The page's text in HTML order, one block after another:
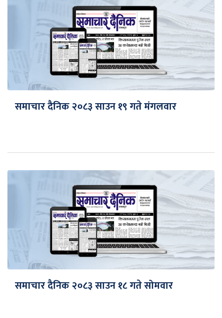
समाचार दैनिक २०८३ साउन १९ गते मंगलवार
समाचार दैनिक २०८३ साउन १८ गते सोमवार